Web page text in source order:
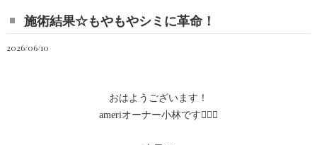
施術結果☆もやもやシミに革命！
2026/06/10
おはようございます！
ameriオーナー小林です🙋🏻‍♀️